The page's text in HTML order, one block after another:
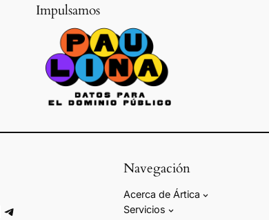
Impulsamos
Telegram
Navegación
Acerca de Ártica
Servicios